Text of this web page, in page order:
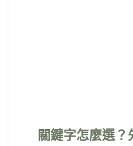
關鍵字怎麼選